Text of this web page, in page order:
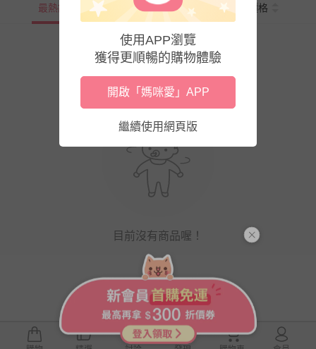
最熱銷 新上市 價格
目前沒有商品喔！
使用APP瀏覽
獲得更順暢的購物體驗
開啟「媽咪愛」APP
繼續使用網頁版